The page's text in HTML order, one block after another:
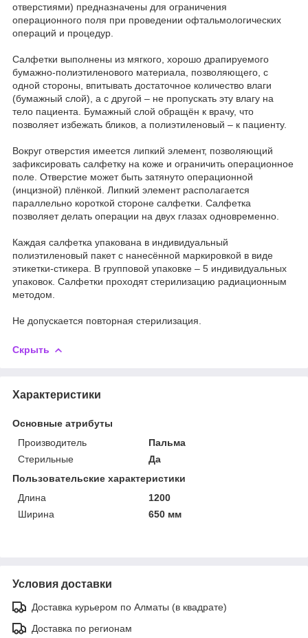
отверстиями) предназначены для ограничения
операционного поля при проведении офтальмологических
операций и процедур.
Салфетки выполнены из мягкого, хорошо драпируемого
бумажно-полиэтиленового материала, позволяющего, с
одной стороны, впитывать достаточное количество влаги
(бумажный слой), а с другой – не пропускать эту влагу на
тело пациента. Бумажный слой обращён к врачу, что
позволяет избежать бликов, а полиэтиленовый – к пациенту.
Вокруг отверстия имеется липкий элемент, позволяющий
зафиксировать салфетку на коже и ограничить операционное
поле. Отверстие может быть затянуто операционной
(инцизной) плёнкой. Липкий элемент располагается
параллельно короткой стороне салфетки. Салфетка
позволяет делать операции на двух глазах одновременно.
Каждая салфетка упакована в индивидуальный
полиэтиленовый пакет с нанесённой маркировкой в виде
этикетки-стикера. В групповой упаковке – 5 индивидуальных
упаковок. Салфетки проходят стерилизацию радиационным
методом.
Не допускается повторная стерилизация.
Скрыть
Характеристики
Основные атрибуты
Производитель
Пальма
Стерильные
Да
Пользовательские характеристики
Длина
1200
Ширина
650 мм
Условия доставки
Доставка курьером по Алматы (в квадрате)
Доставка по регионам